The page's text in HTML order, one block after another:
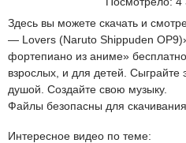
Здесь вы можете скачать и
— Lovers (Naruto Shippuden
фортепиано из аниме»
взрослых, и для детей.
душой. Создайте свою музыку.
Файлы безопасны для скачивания.
Интересное видео по теме: